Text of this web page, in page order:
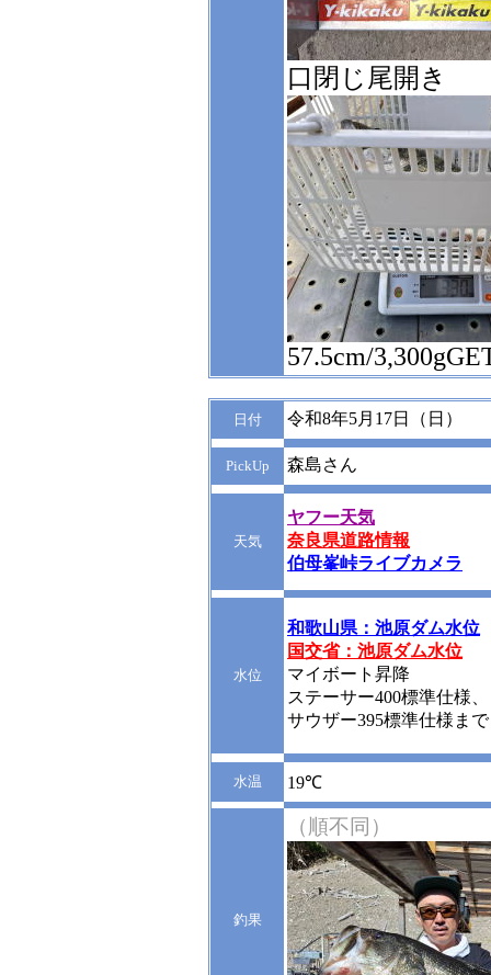
口閉じ尾開き
57.5cm/
日付 令和8年5月17日（日）
PickUp 森島さん
天気
ヤフー天気
奈良県道路情報
伯母峯峠ライブカメラ
水位
和歌山県：池原ダム水位
国交省：池原ダム水位
マイボート昇降
ステーサー400標準仕様、
サウザー395標準仕様まで
水温 19℃
釣果
（順不同）